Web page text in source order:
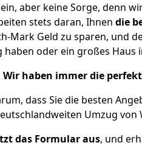
aber keine Sorge, denn
stets daran, Ihnen die
Mark Geld zu sparen, und
haben oder ein großes
Wir haben immer die
dass Sie die besten
Umzug
das Formular aus, und